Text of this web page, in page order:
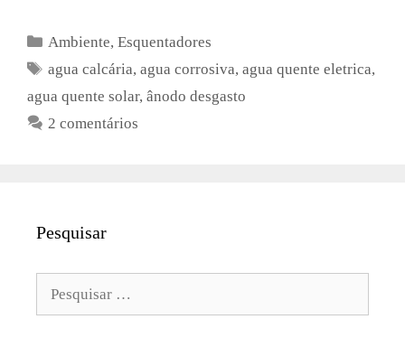
Categorias
Ambiente,Esquentadores
Etiquetas
agua calcária,agua corrosiva,agua quente eletrica,
agua quente solar, ânodo desgasto
2 comentários
Pesquisar